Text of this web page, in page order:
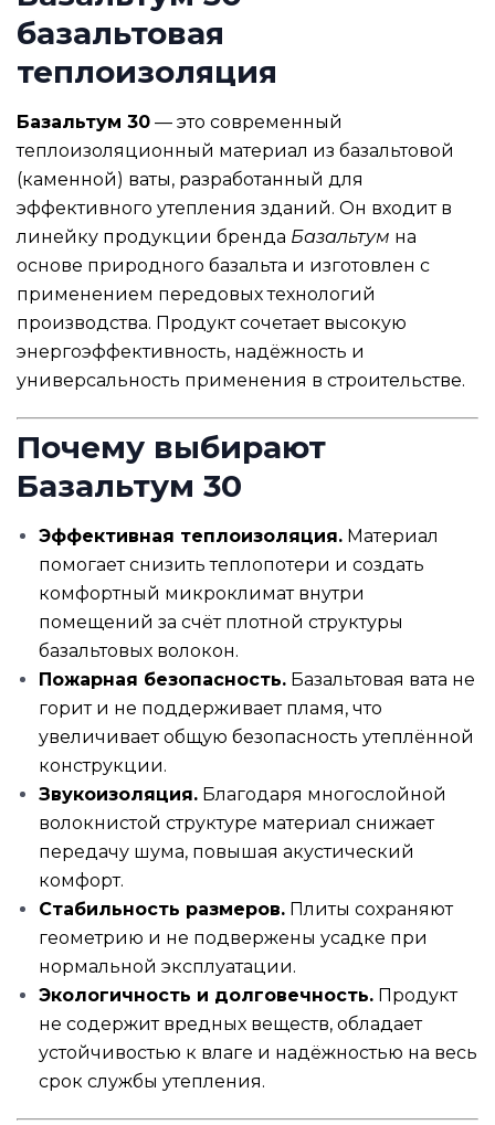
базальтовая
теплоизоляция
Базальтум 30 — это современный
теплоизоляционный материал из базальтовой
(каменной) ваты, разработанный для
эффективного утепления зданий. Он входит в
линейку продукции бренда Базальтум на
основе природного базальта и изготовлен с
применением передовых технологий
производства. Продукт сочетает высокую
энергоэффективность, надёжность и
универсальность применения в строительстве.
Почему выбирают
Базальтум 30
Эффективная теплоизоляция. Материал
помогает снизить теплопотери и создать
комфортный микроклимат внутри
помещений за счёт плотной структуры
базальтовых волокон.
Пожарная безопасность. Базальтовая вата не
горит и не поддерживает пламя, что
увеличивает общую безопасность утеплённой
конструкции.
Звукоизоляция. Благодаря многослойной
волокнистой структуре материал снижает
передачу шума, повышая акустический
комфорт.
Стабильность размеров. Плиты сохраняют
геометрию и не подвержены усадке при
нормальной эксплуатации.
Экологичность и долговечность. Продукт
не содержит вредных веществ, обладает
устойчивостью к влаге и надёжностью на весь
срок службы утепления.